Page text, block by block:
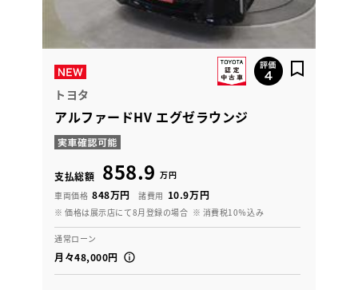
トヨタ
アルファードHV エグゼラウンジ
支払総額 858.9 万円
車両価格 848万円 諸費用 10.9万円
※ 価格は展示店にて8月登録の場合 ※ 消費税10％込み
通常ローン
月々48,000円